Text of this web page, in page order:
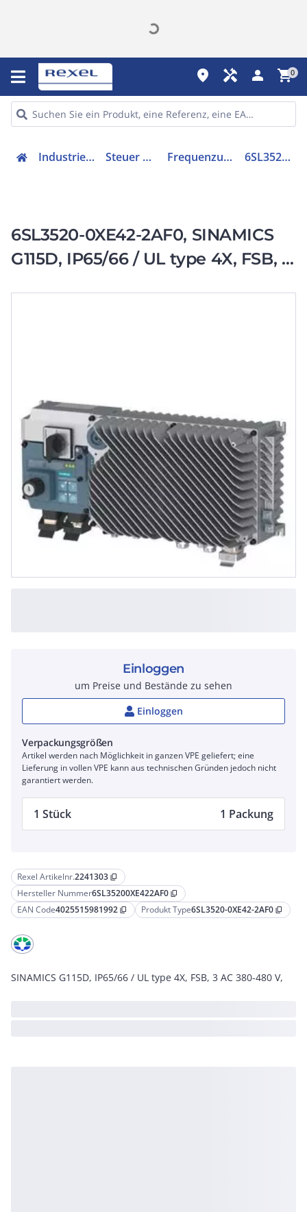
place handyman person shopping_cart0
Industriekomponenten Steuer & Regelgeräte Frequenzumrichter =< 1 kV 6SL35200XE422AF0
6SL3520-0XE42-2AF0, SINAMICS
G115D, IP65/66 / UL type 4X, FSB, 3
Rexel Artikelnr.2241303 content_copy
Hersteller Nummer6SL35200XE422AF0 content_copy
EAN Code4025515981992 content_copy Produkt Type6SL3520-0XE42-2AF0 content_copy
SINAMICS G115D, IP65/66 / UL type 4X, FSB, 3 AC 380-480 V,
Einloggen
um Preise und Bestände zu sehen
Einloggen
Verpackungsgrößen
Artikel werden nach Möglichkeit in ganzen VPE geliefert; eine
Lieferung in vollen VPE kann aus technischen Gründen jedoch nicht
garantiert werden.
1 Stück 1 Packung